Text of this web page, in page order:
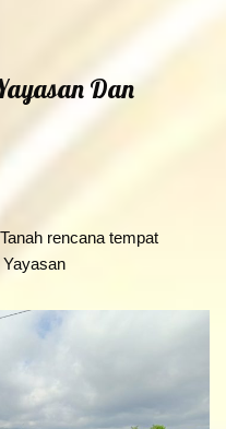
Dan
rencana tempat